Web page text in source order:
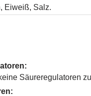
Eiweiß, Salz.
Säureregulatoren